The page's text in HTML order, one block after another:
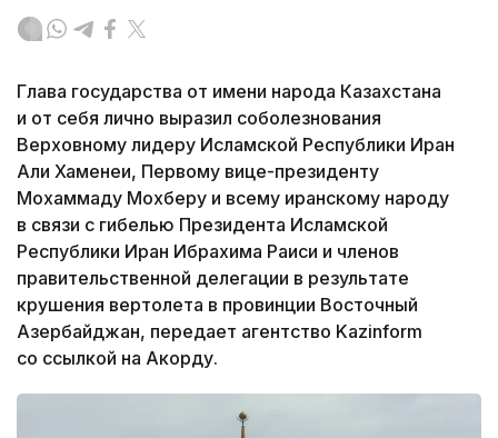
Глава государства от имени народа Казахстана
и от себя лично выразил соболезнования
Верховному лидеру Исламской Республики Иран
Али Хаменеи, Первому вице-президенту
Мохаммаду Мохберу и всему иранскому народу
в связи с гибелью Президента Исламской
Республики Иран Ибрахима Раиси и членов
правительственной делегации в результате
крушения вертолета в провинции Восточный
Азербайджан, передает агентство Kazinform
со ссылкой на Акорду.